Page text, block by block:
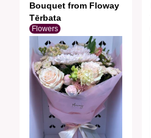
Bouquet from Floway
Tērbata
Flowers